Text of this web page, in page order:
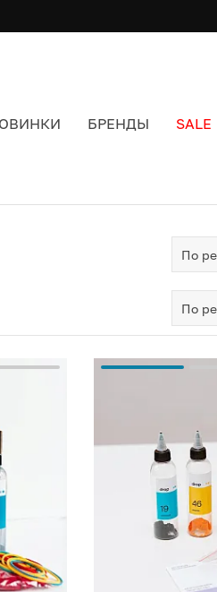
БРЕНДЫ SALE